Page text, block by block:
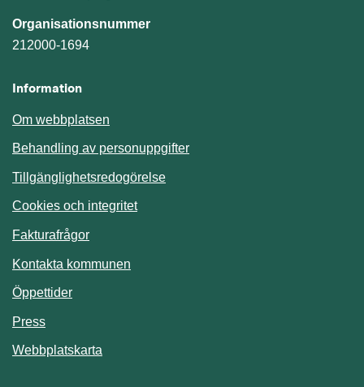
Organisationsnummer
212000-1694
Information
Om webbplatsen
Behandling av personuppgifter
Tillgänglighetsredogörelse
Cookies och integritet
Fakturafrågor
Kontakta kommunen
Öppettider
Press
Webbplatskarta